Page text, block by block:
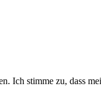
Ich stimme zu, dass